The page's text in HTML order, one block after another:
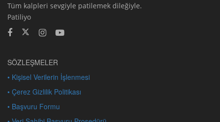
Tüm kalpleri sevgiyle patilemek dileğiyle.
Patiliyo
SÖZLEŞMELER
• Kişisel Verilerin İşlenmesi
• Çerez Gizlilik Politikası
• Başvuru Formu